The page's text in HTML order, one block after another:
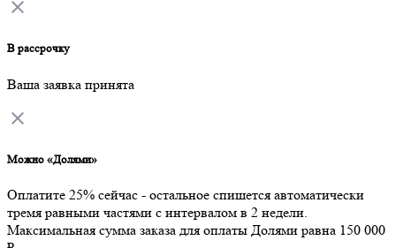
В рассрочку
Ваша заявка принята
Можно «Долями»
Оплатите 25% сейчас - остальное спишется автоматически
тремя равными частями с интервалом в 2 недели.
Максимальная сумма заказа для оплаты Долями равна 150 000